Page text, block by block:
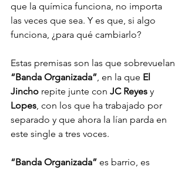
que la química funciona, no importa
las veces que sea. Y es que, si algo
funciona, ¿para qué cambiarlo?
Estas premisas son las que sobrevuelan
“Banda Organizada”, en la que El
Jincho repite junte con JC Reyes y
Lopes, con los que ha trabajado por
separado y que ahora la lían parda en
este single a tres voces.
“Banda Organizada” es barrio, es